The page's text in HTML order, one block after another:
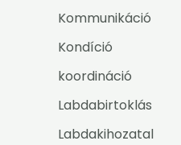
Kommunikáció
Kondíció
koordináció
Labdabirtoklás
Labdakihozatal